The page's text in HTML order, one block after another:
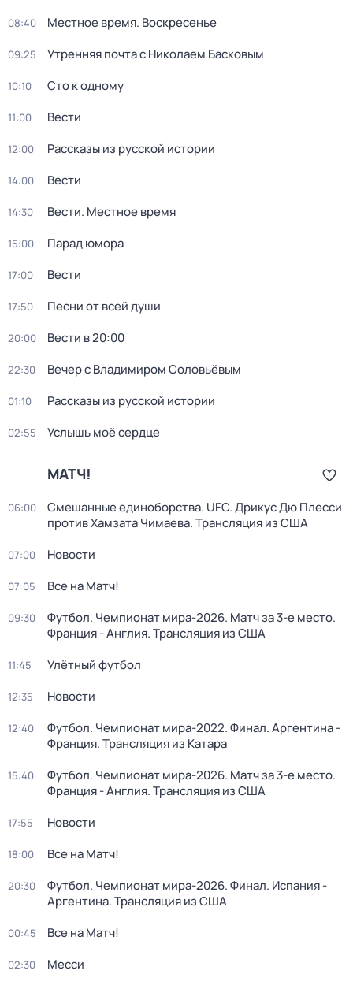
08:40 Местное время. Воскресенье
09:25 Утренняя почта с Николаем Басковым
10:10 Сто к одному
11:00 Вести
12:00 Рассказы из русской истории
14:00 Вести
14:30 Вести. Местное время
15:00 Парад юмора
17:00 Вести
17:50 Песни от всей души
20:00 Вести в 20:00
22:30 Вечер с Владимиром Соловьёвым
01:10 Рассказы из русской истории
02:55 Услышь моё сердце
МАТЧ!
06:00
Смешанные единоборства. UFC. Дрикус Дю Плесси
против Хамзата Чимаева. Трансляция из США
07:00 Новости
07:05 Все на Матч!
09:30
Футбол. Чемпионат мира-2026. Матч за 3-е место.
Франция - Англия. Трансляция из США
11:45 Улётный футбол
12:35 Новости
12:40
Футбол. Чемпионат мира-2022. Финал. Аргентина -
Франция. Трансляция из Катара
15:40
Футбол. Чемпионат мира-2026. Матч за 3-е место.
Франция - Англия. Трансляция из США
17:55 Новости
18:00 Все на Матч!
20:30
Футбол. Чемпионат мира-2026. Финал. Испания -
Аргентина. Трансляция из США
00:45 Все на Матч!
02:30
Месси